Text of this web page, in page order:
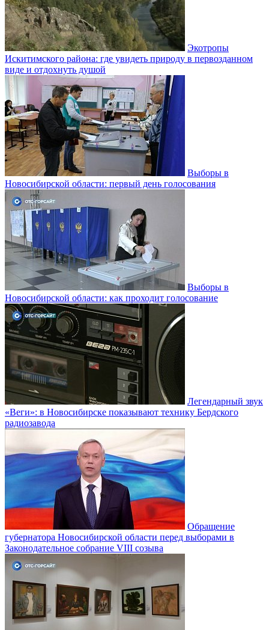
Экотропы
Искитимского района: где увидеть природу в первозданном
виде и отдохнуть душой
Выборы в
Новосибирской области: первый день голосования
Выборы в
Новосибирской области: как проходит голосование
Легендарный звук
«Веги»: в Новосибирске показывают технику Бердского
радиозавода
Обращение
губернатора Новосибирской области перед выборами в
Законодательное собрание VIII созыва